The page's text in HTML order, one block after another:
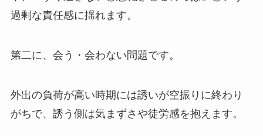
過剰な責任感に揺れます。
第二に、会う・会わない問題です。
外出の負荷が高い時期には誘いが空振りに終わり
がちで、誘う側は気まずさや徒労感を抱えます。